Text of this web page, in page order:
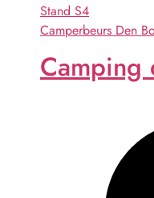
Stand S4
Camperbeurs Den
Camping